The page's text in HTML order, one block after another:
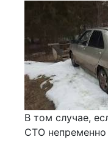
В том случае,
СТО